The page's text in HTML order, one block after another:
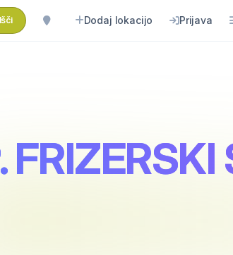
Išči Dodaj lokacijo Prijava